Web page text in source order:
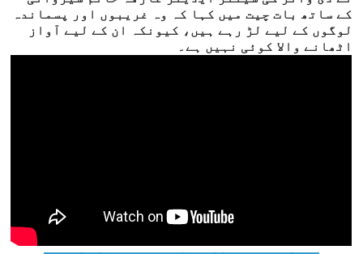
کے ساتھ بات چیت میں کہا کہ وہ غریبوں اور پسماندہ
لوگوں کے لیے لڑ رہے ہیں، کیونکہ ان کے لیے آواز
اٹھانے والا کوئی نہیں ہے۔